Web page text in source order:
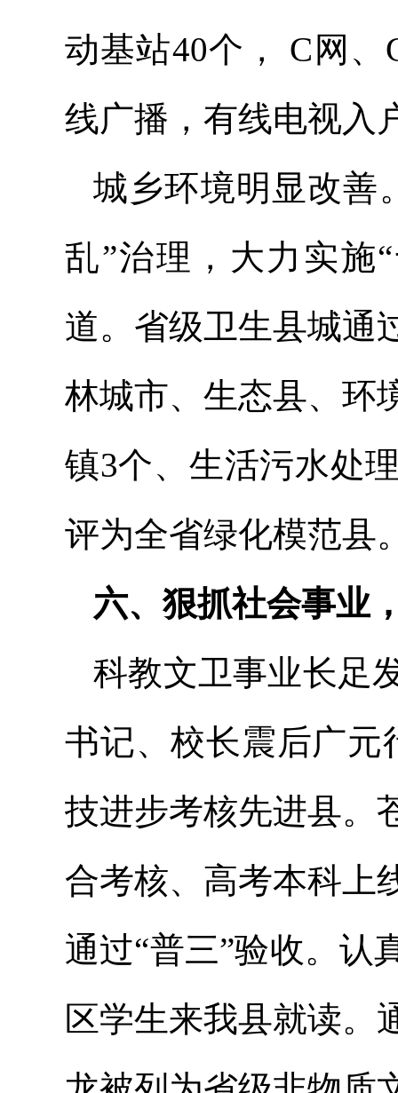
动基站40个， C网
线广播，有线电视入
城乡环境明显改善
乱”治理，大力实施
道。省级卫生县城通
林城市、生态县、环
镇3个、生活污水处
评为全省绿化模范县
六、狠抓社会事业
科教文卫事业长足
书记、校长震后广元
技进步考核先进县。
合考核、高考本科上
通过“普三”验收。认
区学生来我县就读。